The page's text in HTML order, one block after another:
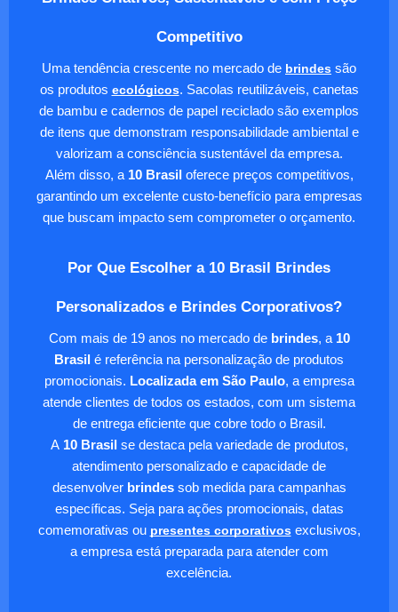
Competitivo
Uma tendência crescente no mercado de brindes são
os produtos ecológicos. Sacolas reutilizáveis, canetas
de bambu e cadernos de papel reciclado são exemplos
de itens que demonstram responsabilidade ambiental e
valorizam a consciência sustentável da empresa.
Além disso, a 10 Brasil oferece preços competitivos,
garantindo um excelente custo-benefício para empresas
que buscam impacto sem comprometer o orçamento.
Por Que Escolher a 10 Brasil Brindes
Personalizados e Brindes Corporativos?
Com mais de 19 anos no mercado de brindes, a 10
Brasil é referência na personalização de produtos
promocionais. Localizada em São Paulo, a empresa
atende clientes de todos os estados, com um sistema
de entrega eficiente que cobre todo o Brasil.
A10 Brasil se destaca pela variedade de produtos,
atendimento personalizado e capacidade de
desenvolver brindessob medida para campanhas
específicas. Seja para ações promocionais, datas
comemorativas ou presentes corporativosexclusivos,
a empresa está preparada para atender com
excelência.